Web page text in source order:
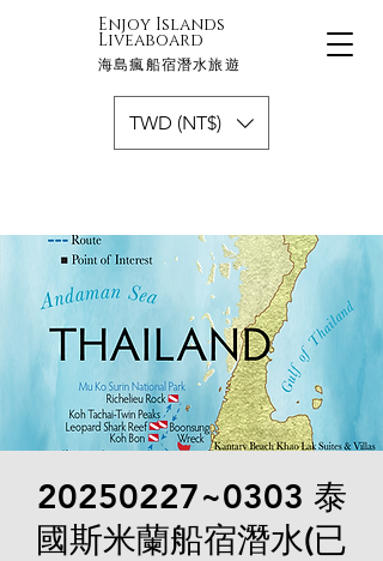
Enjoy Islands
Liveaboard
海島瘋船宿潛水旅遊
TWD (NT$)
20250227~0303 泰
國斯米蘭船宿潛水(已